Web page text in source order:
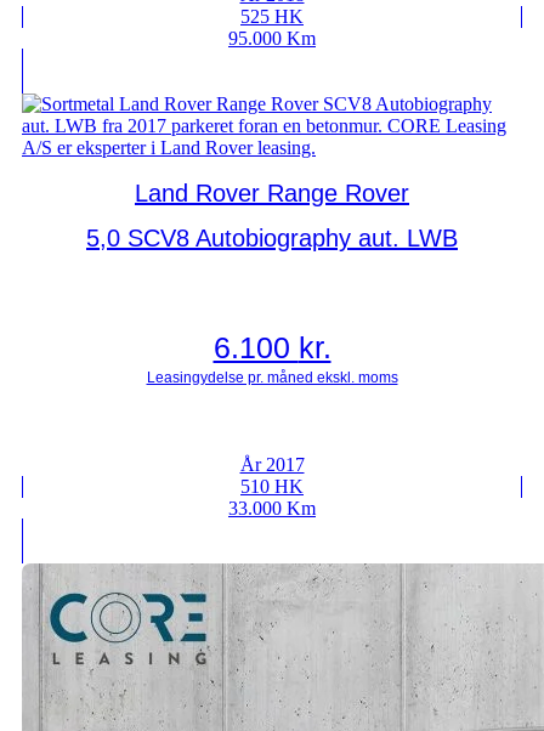
525 HK
95.000 Km
Land Rover Range Rover
5,0 SCV8 Autobiography aut. LWB
6.100 kr.
År 2017
510 HK
33.000 Km